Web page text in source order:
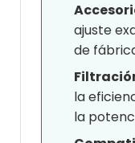
ajuste
de
la
la